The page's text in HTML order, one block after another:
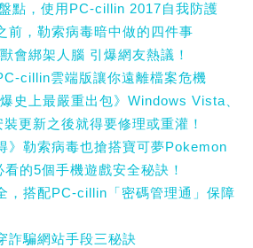
點，使用PC-cillin 2017自我防護
前，勒索病毒暗中做的四件事
會綁架人腦 引爆網友熱議！
cillin雲端版讓你遠離檔案危機
史上最嚴重出包》Windows Vista、
更新之後就得要修理或重灌！
》勒索病毒也搶搭寶可夢Pokemon
的5個手機遊戲安全秘訣！
，搭配PC-cillin「密碼管理通」保障
詐騙網站手段三秘訣